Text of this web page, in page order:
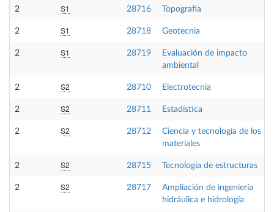
2 S1 28716 Topografía
2 S1 28718 Geotecnia
2 S1 28719
Evaluación de impacto
ambiental
2 S2 28710 Electrotecnia
2 S2 28711 Estadística
2 S2 28712
Ciencia y tecnología de los
materiales
2 S2 28715 Tecnología de estructuras
2 S2 28717
Ampliación de ingeniería
hidráulica e hidrología